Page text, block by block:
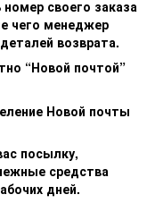
своего заказа
чего менеджер
возврата.
“Новой почтой”
Новой почты
посылку,
средства
дней.